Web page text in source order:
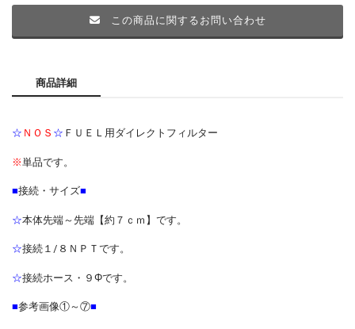
この商品に関するお問い合わせ
商品詳細
☆ ＮＯＳ ☆ ＦＵＥＬ用ダイレクトフィルター
※単品です。
■接続・サイズ■
☆本体先端～先端【約７ｃｍ】です。
☆接続１/８ＮＰＴです。
☆接続ホース・９Φです。
■参考画像①～⑦■